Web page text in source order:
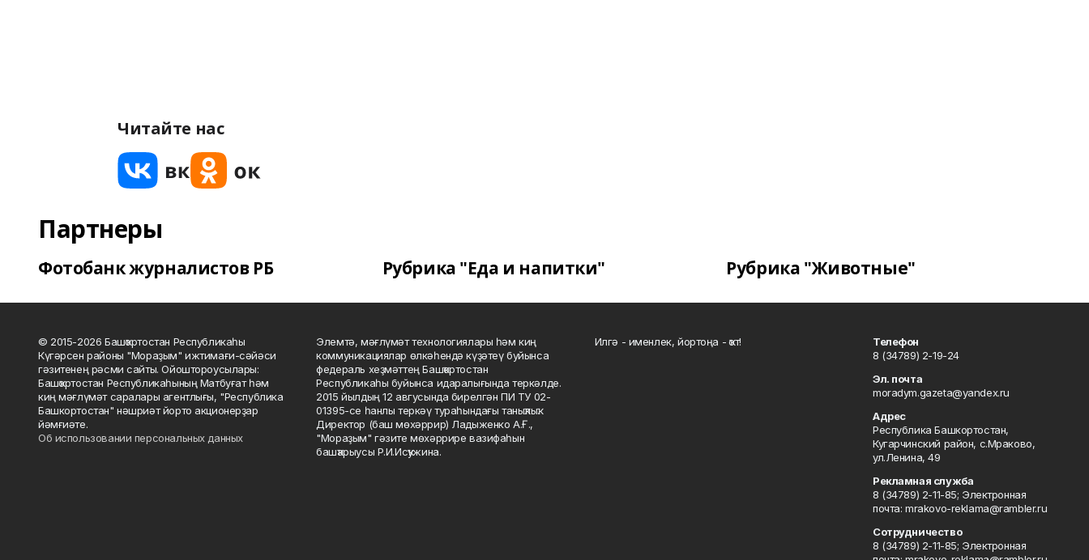
Читайте нас
Партнеры
Фотобанк журналистов РБ Рубрика "Еда и напитки" Рубрика "Животные"
© 2015-2026 Башҡортостан Республикаһы
Күгәрсен районы "Мораҙым" ижтимағи-сәйәси
гәзитенең рәсми сайты. Ойоштороусылары:
Башҡортостан Республикаһының Матбуғат һәм
киң мәғлүмәт саралары агентлығы, "Республика
Башкортостан" нәшриәт йорто акционерҙар
йәмғиәте.
Об использовании персональных данных
Элемтә, мәғлүмәт технологиялары һәм киң
коммуникациялар өлкәһендә күҙәтеү буйынса
федераль хеҙмәттең Башҡортостан
Республикаһы буйынса идаралығында теркәлде.
2015 йылдың 12 авгусында бирелгән ПИ ТУ 02-
01395-се һанлы теркәү тураһындағы таныҡлыҡ.
Директор (баш мөхәррир) Ладыженко А.Ғ.,
"Мораҙым" гәзите мөхәррире вазифаһын
башҡарыусы Р.И.Исҡужина.
Илгә - именлек, йортоңа - ҡот!
Телефон
8 (34789) 2-19-24
Эл. почта
moradym.gazeta@yandex.ru
Адрес
Республика Башкортостан,
Кугарчинский район, с.Мраково,
ул.Ленина, 49
Рекламная служба
8 (34789) 2-11-85; Электронная
почта: mrakovo-reklama@rambler.ru
Сотрудничество
8 (34789) 2-11-85; Электронная